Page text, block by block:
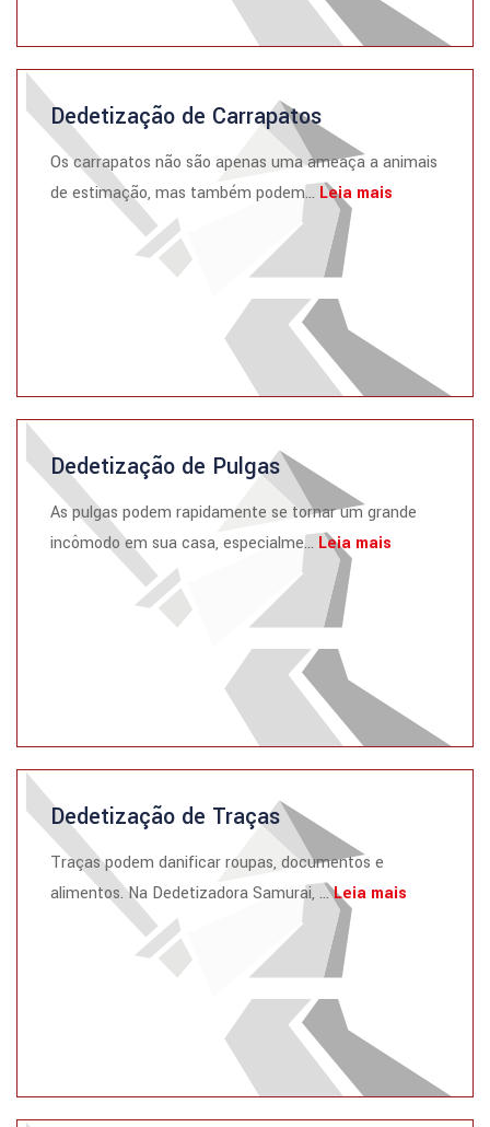
Dedetização de Carrapatos
Os carrapatos não são apenas uma ameaça a animais
de estimação, mas também podem... Leia mais
Dedetização de Pulgas
As pulgas podem rapidamente se tornar um grande
incômodo em sua casa, especialme... Leia mais
Dedetização de Traças
Traças podem danificar roupas, documentos e
alimentos. Na Dedetizadora Samurai, ...Leia mais